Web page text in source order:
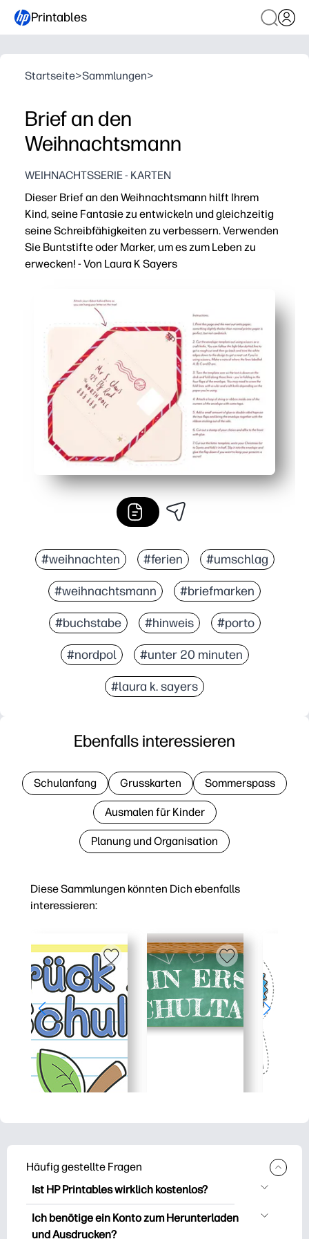
Printables
Startseite>Sammlungen>
Brief an den
Weihnachtsmann
WEIHNACHTSSERIE - KARTEN
Dieser Brief an den Weihnachtsmann hilft Ihrem
Kind, seine Fantasie zu entwickeln und gleichzeitig
seine Schreibfähigkeiten zu verbessern. Verwenden
Sie Buntstifte oder Marker, um es zum Leben zu
erwecken! - Von Laura K Sayers
Einfach drucken und loslegen — Sie drücken einfach
Klare Eingabeaufforderungen und Zeilen — Kinder
Ausmalen und Dekorieren — hält Kinder bei Laune
Erinnerungsstück für Familien — bewahren Sie den
#weihnachten #ferien #umschlag
#weihnachtsmann #briefmarken
#buchstabe #hinweis #porto
#nordpol #unter 20 minuten
#laura k. sayers
Diese Sammlungen könnten Dich ebenfalls
interessieren:
Ebenfalls interessieren
Schulanfang Grusskarten Sommerspass
Ausmalen für Kinder
Planung und Organisation
Häufig gestellte Fragen
Ist HP Printables wirklich kostenlos?
HP Printables bietet über 2.500
kostenlose Vorlagen zum Herunterladen
Ich benötige ein Konto zum Herunterladen
und Ausdrucken?